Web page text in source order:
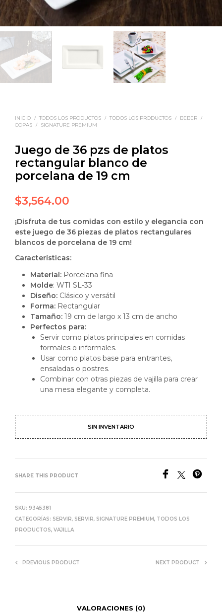
INICIO / TODOS LOS PRODUCTOS / TODOS LOS PRODUCTOS / BEBER /
COPAS / SIGNATURE PREMIUM
Juego de 36 pzs de platos
rectangular blanco de
porcelana de 19 cm
$3,564.00
¡Disfruta de tus comidas con estilo y elegancia con
este juego de 36 piezas de platos rectangulares
blancos de porcelana de 19 cm!
Características:
Material:Porcelana fina
Molde: WTI SL-33
Diseño:Clásico y versátil
Forma:Rectangular
Tamaño:19 cm de largo x 13 cm de ancho
Perfectos para:
Servir como platos principales en comidas
formales o informales.
Usar como platos base para entrantes,
ensaladas o postres.
Combinar con otras piezas de vajilla para crear
una mesa elegante y completa.
SIN INVENTARIO
SHARE THIS PRODUCT
SKU: 9345381
CATEGORÍAS: SERVIR, SERVIR, SIGNATURE PREMIUM, TODOS LOS
PRODUCTOS, VAJILLA
PREVIOUS PRODUCT NEXT PRODUCT
VALORACIONES (0)